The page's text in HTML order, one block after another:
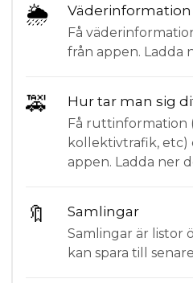
🌦 Väderinformation
Få
från appen. Ladda
🚕 Hur tar man sig
Få ruttinformation
kollektivtrafik, etc)
appen. Ladda ner
🔖 Samlingar
Samlingar är listor
kan spara till senare